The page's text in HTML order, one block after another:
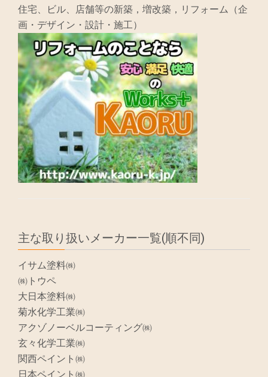
住宅、ビル、店舗等の新築，増改築，リフォーム（企
画・デザイン・設計・施工）
主な取り扱いメーカー一覧(順不同)
イサム塗料㈱
㈱トウペ
大日本塗料㈱
菊水化学工業㈱
アクゾノーベルコーティング㈱
玄々化学工業㈱
関西ペイント㈱
日本ペイント㈱